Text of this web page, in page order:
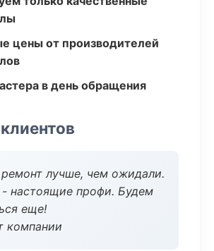
цены от производителей
в день обращения
лучше, чем ожидали.
настоящие профи. Будем
еще!
компании